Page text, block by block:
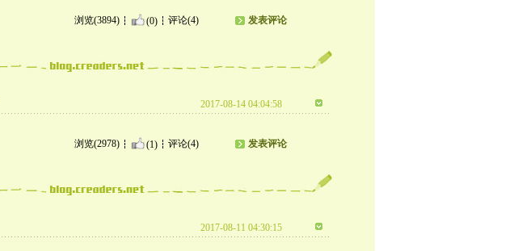
浏览(3894) (0) 评论(4) 发表评论
2017-08-14 04:04:58
浏览(2978) (1) 评论(4) 发表评论
2017-08-11 04:30:15